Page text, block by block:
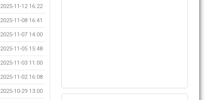
2025-11-12 16:22
2025-11-08 16:41
2025-11-07 14:00
2025-11-05 15:48
2025-11-03 11:00
2025-11-02 16:08
2025-10-29 13:00